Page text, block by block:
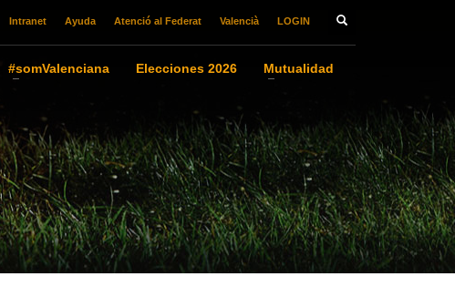
Intranet Ayuda Atenció al Federat Valencià LOGIN
#somValenciana Elecciones 2026
Mutualidad